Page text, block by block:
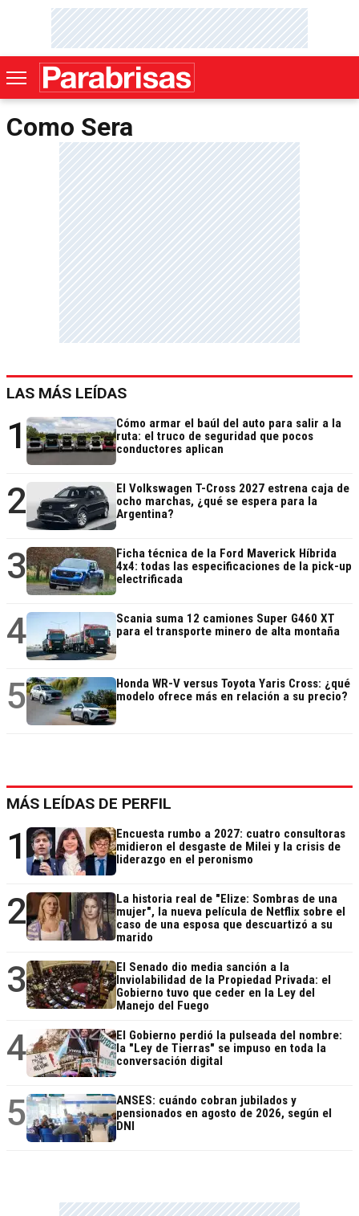
Como Sera
LAS MÁS LEÍDAS
1
Cómo armar el baúl del auto para salir a la
ruta: el truco de seguridad que pocos
conductores aplican
2
El Volkswagen T-Cross 2027 estrena caja de
ocho marchas, ¿qué se espera para la
Argentina?
3
Ficha técnica de la Ford Maverick Híbrida
4x4: todas las especificaciones de la pick-up
electrificada
4
Scania suma 12 camiones Super G460 XT
para el transporte minero de alta montaña
5
Honda WR-V versus Toyota Yaris Cross: ¿qué
modelo ofrece más en relación a su precio?
MÁS LEÍDAS DE PERFIL
1
Encuesta rumbo a 2027: cuatro consultoras
midieron el desgaste de Milei y la crisis de
liderazgo en el peronismo
2
La historia real de "Elize: Sombras de una
mujer", la nueva película de Netflix sobre el
caso de una esposa que descuartizó a su
marido
3
El Senado dio media sanción a la
Inviolabilidad de la Propiedad Privada: el
Gobierno tuvo que ceder en la Ley del
Manejo del Fuego
4
El Gobierno perdió la pulseada del nombre:
la "Ley de Tierras" se impuso en toda la
conversación digital
5
ANSES: cuándo cobran jubilados y
pensionados en agosto de 2026, según el
DNI